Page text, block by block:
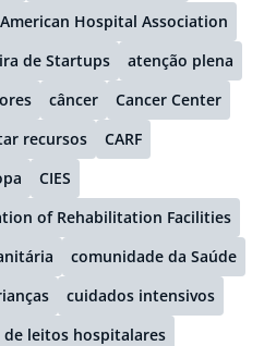
American Hospital Association
de Startups
atenção plena
câncer
Cancer Center
recursos
CARF
CIES
of Rehabilitation Facilities
comunidade da Saúde
cuidados intensivos
leitos hospitalares